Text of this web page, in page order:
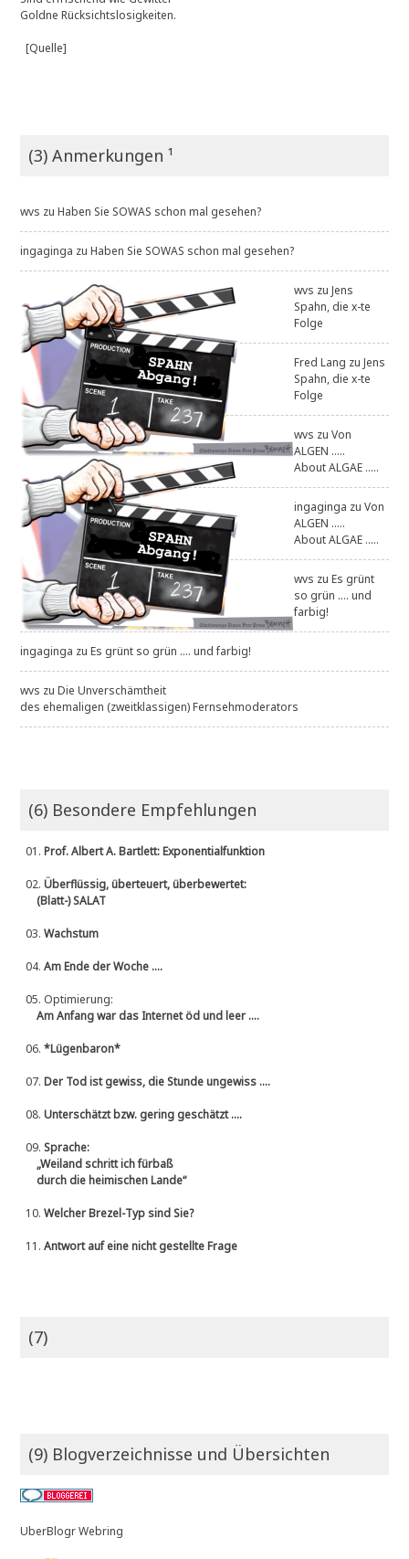
Goldne Rücksichtslosigkeiten.
[Quelle]
(3) Anmerkungen ¹
wvs zuHaben Sie SOWAS schon mal gesehen?
ingaginga zuHaben Sie SOWAS schon mal gesehen?
wvs zuJens
Spahn, die x-te
Folge
Fred Lang zuJens
Spahn, die x-te
Folge
wvs zuVon
ALGEN .....
About ALGAE .....
ingaginga zuVon
ALGEN .....
About ALGAE .....
wvs zuEs grünt
so grün .... und
farbig!
ingaginga zuEs grünt so grün .... und farbig!
wvs zuDie Unverschämtheit
des ehemaligen (zweitklassigen) Fernsehmoderators
(6) Besondere Empfehlungen
01.Prof. Albert A. Bartlett: Exponentialfunktion
02.Überflüssig, überteuert, überbewertet:
(Blatt-) SALAT
03.Wachstum
04.Am Ende der Woche ....
05. Optimierung:
Am Anfang war das Internet öd und leer ....
06.*Lügenbaron*
07.Der Tod ist gewiss, die Stunde ungewiss ....
08.Unterschätzt bzw. gering geschätzt ....
09.Sprache:
„Weiland schritt ich fürbaß
durch die heimischen Lande“
10.Welcher Brezel-Typ sind Sie?
11.Antwort auf eine nicht gestellte Frage
(7)
(9) Blogverzeichnisse und Übersichten
UberBlogr Webring